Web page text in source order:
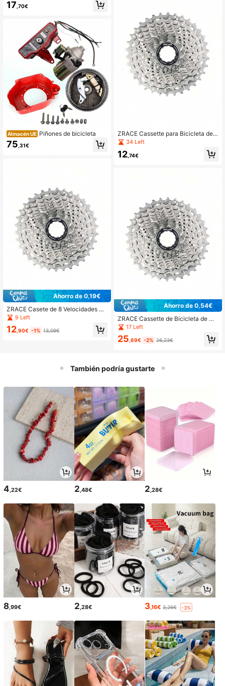
Bicicleta Compatible Con / DEORE /
17 ,70€
Almacén UE Piñones de bicicleta
75,31€
Ahorro de 0,19€
ZRACE Casete de 8 Velocidades pa
ra Bicicleta de Carretera 11-25T 28
T 32T Piñón de Bicicleta
9 Left
12 ,90€ -1% 13,09€
ZRACE Cassette para Bicicleta de
Carretera 8/9 Velocidades 11-25T 2
8T 32T 34T 36T Piñón 8-9S
34 Left
12 ,74€
Ahorro de 0,54€
ZRACE Cassette de Bicicleta de Ca
rretera 11-12 Velocidades 11-25T 2
8T 30T 32T 34T 36T 11-12S, Com
patible con Ultegra 105
17 Left
25,69€ -2% 26,23€
También podría gustarte
4,22€ 2,48€ 2,28€
8 ,99€ 2 ,28€ 3,16€ 3,26€ -3%